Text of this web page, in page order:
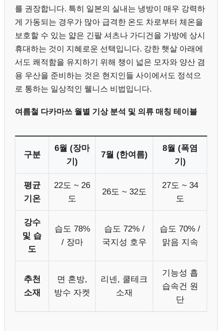
를 권장합니다. 특히 일본의 실내는 냉방이 매우 강력하
게 가동되는 경우가 많아 급격한 온도 차로부터 체온을
보호할 수 있는 얇은 긴팔 셔츠나 가디건을 가방에 상시
휴대하는 것이 지혜로운 선택입니다. 강한 햇살 아래에
서도 쾌적함을 유지하기 위해 챙이 넓은 모자와 양산 겸
용 우산을 준비하는 것은 현지인들 사이에서도 정석으
로 통하는 일상적인 웰니스 비법입니다.
여름철 다카마쓰 월별 기상 분석 및 의류 매칭 테이블
구분
6월 (장마
기)
7월 (한여름)
8월 (폭염
기)
평균
기온
22도 ~ 26
도
26도 ~ 32도
27도 ~ 34
도
강수
및 습
도
습도 78%
/ 장마
습도 72% /
국지성 호우
습도 70% /
맑음 지속
추천
소재
면 혼방,
방수 자켓
리넨, 쿨테크
소재
기능성 흡
습속건 원
단